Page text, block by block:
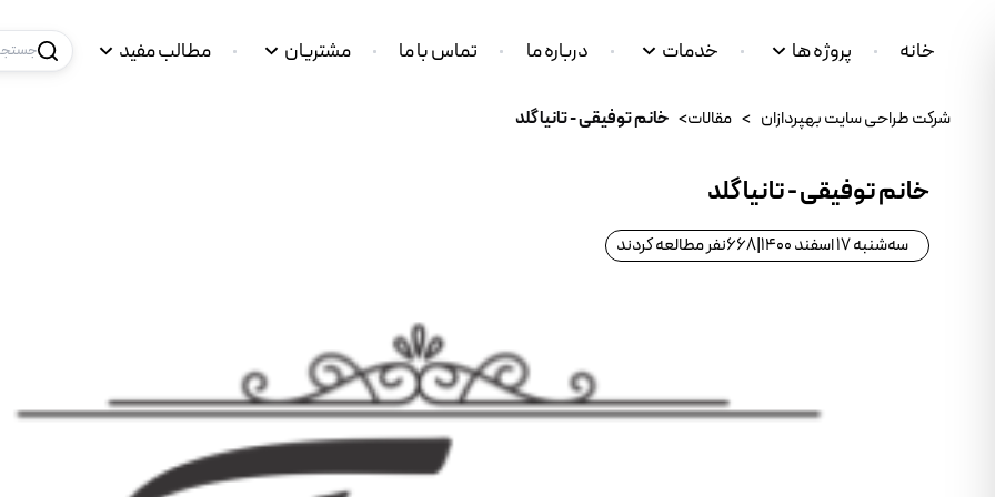
خانه پروژه ها خدمات درباره ما تماس با ما مشتریان مطالب مفید
شرکت طراحی سایت بهپردازان > مقالات> خانم توفیقی - تانیا گلد
خانم توفیقی - تانیا گلد
سه‌شنبه 17 اسفند 1400 |
668نفر مطالعه کردند